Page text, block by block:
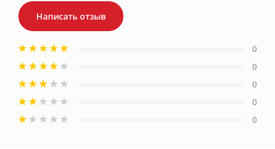
Написать отзыв
0
0
0
0
0